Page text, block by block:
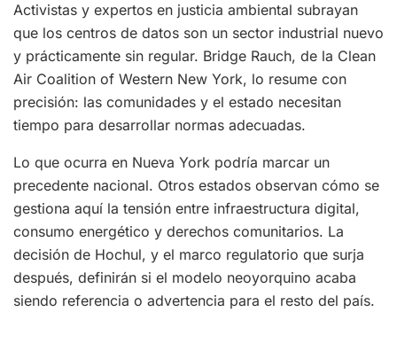
Activistas y expertos en justicia ambiental subrayan
que los centros de datos son un sector industrial nuevo
y prácticamente sin regular. Bridge Rauch, de la Clean
Air Coalition of Western New York, lo resume con
precisión: las comunidades y el estado necesitan
tiempo para desarrollar normas adecuadas.
Lo que ocurra en Nueva York podría marcar un
precedente nacional. Otros estados observan cómo se
gestiona aquí la tensión entre infraestructura digital,
consumo energético y derechos comunitarios. La
decisión de Hochul, y el marco regulatorio que surja
después, definirán si el modelo neoyorquino acaba
siendo referencia o advertencia para el resto del país.